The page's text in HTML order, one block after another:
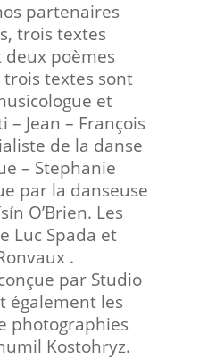
partenaires
trois textes
poèmes
trois textes sont
et
– Jean – François
de la danse
– Stephanie
par la danseuse
O’Brien. Les
Luc Spada et
.
par Studio
également les
photographies
Kostohryz.